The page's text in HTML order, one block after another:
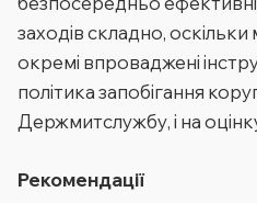
заходів складно,
окремі впроваджені
політика запобігання
Держмитслужбу, і на
Рекомендації